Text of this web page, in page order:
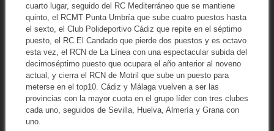
cuarto lugar, seguido del RC Mediterráneo que se mantiene
quinto, el RCMT Punta Umbría que sube cuatro puestos hasta
el sexto, el Club Polideportivo Cádiz que repite en el séptimo
puesto, el RC El Candado que pierde dos puestos y es octavo
esta vez, el RCN de La Línea con una espectacular subida del
decimoséptimo puesto que ocupara el año anterior al noveno
actual, y cierra el RCN de Motril que sube un puesto para
meterse en el top10. Cádiz y Málaga vuelven a ser las
provincias con la mayor cuota en el grupo líder con tres clubes
cada uno, seguidos de Sevilla, Huelva, Almería y Grana con
uno.